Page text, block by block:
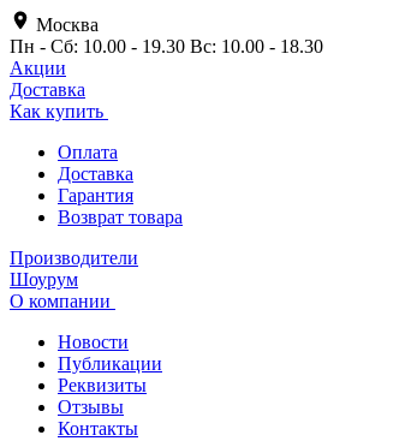
Москва
Пн - Сб: 10.00 - 19.30 Вс: 10.00 - 18.30
Акции
Доставка
Как купить
Оплата
Доставка
Гарантия
Возврат товара
Производители
Шоурум
О компании
Новости
Публикации
Реквизиты
Отзывы
Контакты